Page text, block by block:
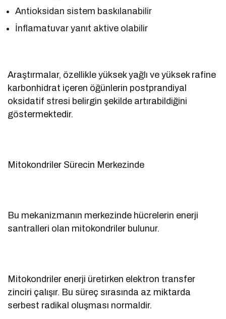
Antioksidan sistem baskılanabilir
İnflamatuvar yanıt aktive olabilir
Araştırmalar, özellikle yüksek yağlı ve yüksek rafine
karbonhidrat içeren öğünlerin postprandiyal
oksidatif stresi belirgin şekilde artırabildiğini
göstermektedir.
Mitokondriler Sürecin Merkezinde
Bu mekanizmanın merkezinde hücrelerin enerji
santralleri olan mitokondriler bulunur.
Mitokondriler enerji üretirken elektron transfer
zinciri çalışır. Bu süreç sırasında az miktarda
serbest radikal oluşması normaldir.